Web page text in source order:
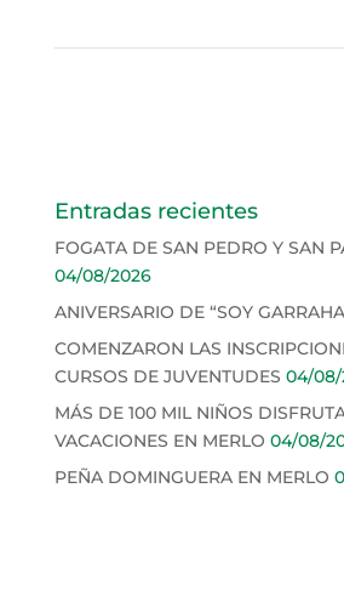
Entradas recientes
FOGATA DE SAN PEDRO Y SAN
04/08/2026
ANIVERSARIO DE “SOY
COMENZARON LAS
CURSOS DE JUVENTUDES 04/08/
MÁS DE 100 MIL NIÑOS
VACACIONES EN MERLO 04/08/
PEÑA DOMINGUERA EN MERLO